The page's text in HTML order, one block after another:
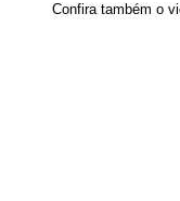
Confira também o